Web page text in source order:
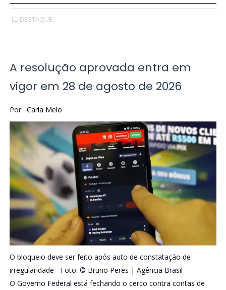
DESTAQUE,
A resolução aprovada entra em
vigor em 28 de agosto de 2026
Por: Carla Melo
O bloqueio deve ser feito após auto de constatação de
irregularidade - Foto: © Bruno Peres | Agência Brasil
O Governo Federal está fechando o cerco contra contas de